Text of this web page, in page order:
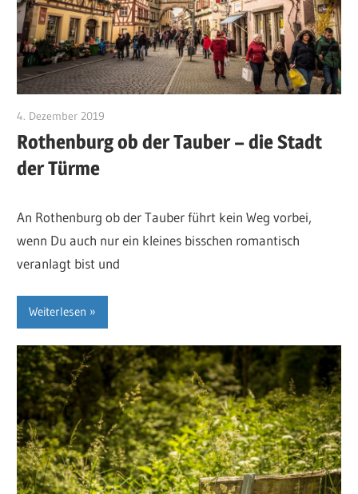
4. Dezember 2019
Rothenburg ob der Tauber – die Stadt
der Türme
An Rothenburg ob der Tauber führt kein Weg vorbei,
wenn Du auch nur ein kleines bisschen romantisch
veranlagt bist und
Weiterlesen